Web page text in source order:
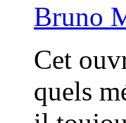
Bruno
Cet
quels